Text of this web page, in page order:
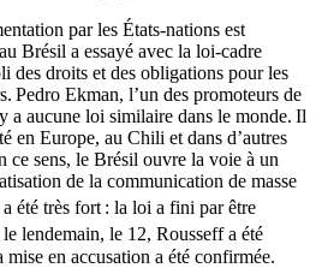
par les États-nations est
Brésil a essayé avec la loi-cadre
des droits et des obligations pour les
Pedro Ekman, l’un des promoteurs de
a aucune loi similaire dans le monde. Il
en Europe, au Chili et dans d’autres
ce sens, le Brésil ouvre la voie à un
de la communication de masse
été très fort : la loi a fini par être
le lendemain, le 12, Rousseff a été
mise en accusation a été confirmée.